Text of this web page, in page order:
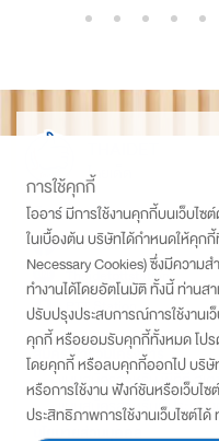
ไทยเด็ด
ติดตามเราที่
PTT Station
Thaidetpttstation
PTT Station
สมัครเข้าร่วมโครงการ
• แบบสมัครสำหรับ พีทีที สเตชั่น
• แบบสมัครสำหรับผู้ประกอ
นโยบายส่วนบุคคล
การใช้คุกกี้
โออาร์ มีการใช้งานคุกกี้บนเว็บไซ
ในเบื้องต้น บริษัทได้กำหนดให้คุก
Necessary Cookies) ซึ่งมีความ
ทำงานได้โดยอัตโนมัติ ทั้งนี้ ท่าน
ปรับปรุงประสบการณ์การใช้งานเ
คุกกี้ หรือยอมรับคุกกี้ทั้งหมด โปร
โดยคุกกี้ หรือลบคุกกี้ออกไป บริษั
หรือการใช้งาน ฟังก์ชันหรือเว็บไ
ประสิทธิภาพการใช้งานเว็บไซต์ไ